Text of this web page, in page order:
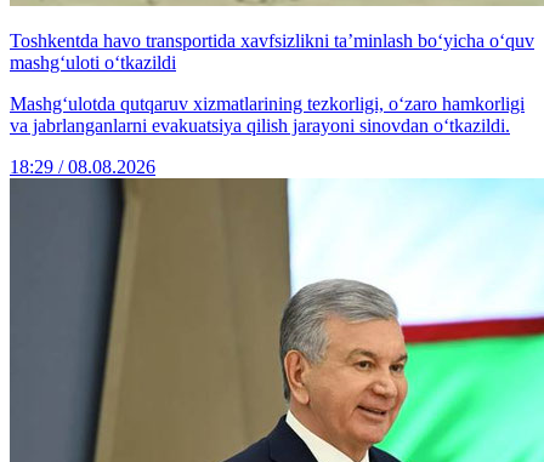
Toshkentda havo transportida xavfsizlikni ta’minlash bo‘yicha o‘quv
mashg‘uloti o‘tkazildi
Mashg‘ulotda qutqaruv xizmatlarining tezkorligi, o‘zaro hamkorligi
va jabrlanganlarni evakuatsiya qilish jarayoni sinovdan o‘tkazildi.
18:29 / 08.08.2026